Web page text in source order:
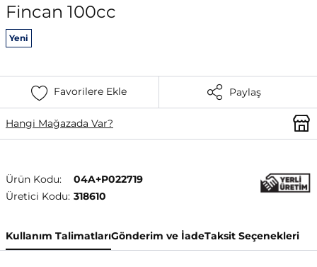
Fincan 100cc
Yeni
Favorilere Ekle Paylaş
Hangi Mağazada Var?
Ürün Kodu:
04A+P022719
Üretici Kodu: 318610
Kullanım TalimatlarıGönderim ve İadeTaksit Seçenekleri